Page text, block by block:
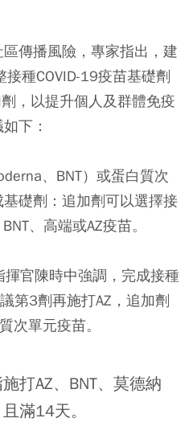
傳播風險，專家指出，建
種COVID-19疫苗基礎劑
，以提升個人及群體免疫
下：
、BNT）或蛋白質次
礎劑：追加劑可以選擇接
、高端或AZ疫苗。
官陳時中強調，完成接種
第3劑再施打AZ，追加劑
次單元疫苗。
打AZ、BNT、莫德納
滿14天。